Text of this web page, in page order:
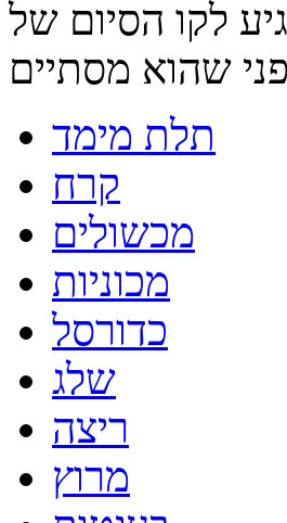
לקו הסיום של
תלת מימד
קרח
מכשולים
מכוניות
כדורסל
שלג
ריצה
מרוץ